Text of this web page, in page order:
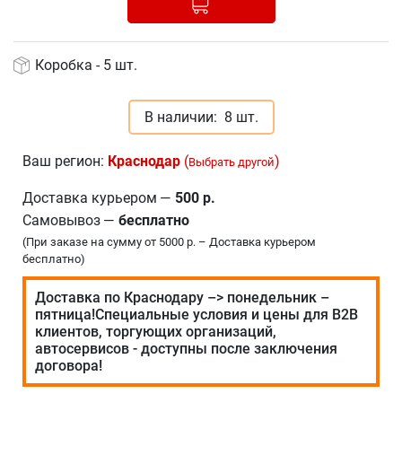
Коробка - 5 шт.
В наличии: 8 шт.
Ваш регион: Краснодар (Выбрать другой)
Доставка курьером — 500 р.
Самовывоз — бесплатно
(При заказе на сумму от 5000 р. – Доставка курьером
бесплатно)
Доставка по Краснодару –> понедельник –
пятница!Специальные условия и цены для В2В
клиентов, торгующих организаций,
автосервисов - доступны после заключения
договора!